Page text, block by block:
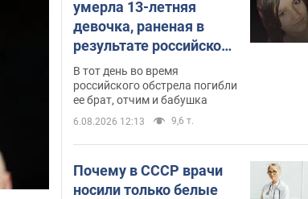
умерла 13-летняя
девочка, раненая в
результате российской
атаки на Сумскую
область. Фото
В тот день во время
российского обстрела погибли
ее брат, отчим и бабушка
6.08.2026 12:13 9,6 т.
Почему в СССР врачи
носили только белые